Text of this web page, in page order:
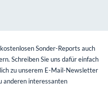
Sonder-Reports auch
Schreiben Sie uns dafür einfach
zu unserem E-Mail-Newsletter
anderen interessanten